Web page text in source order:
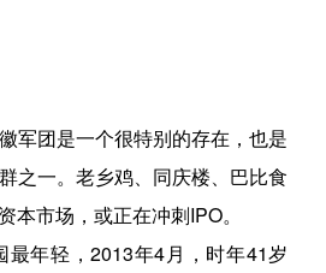
军团是一个很特别的存在，也是
之一。老乡鸡、同庆楼、巴比食
本市场，或正在冲刺IPO。
最年轻，2013年4月，时年41岁